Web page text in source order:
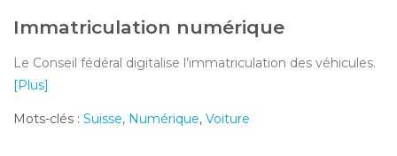
Immatriculation numérique
Le Conseil fédéral digitalise l’immatriculation des véhicules.
[Plus]
Mots-clés : Suisse, Numérique, Voiture